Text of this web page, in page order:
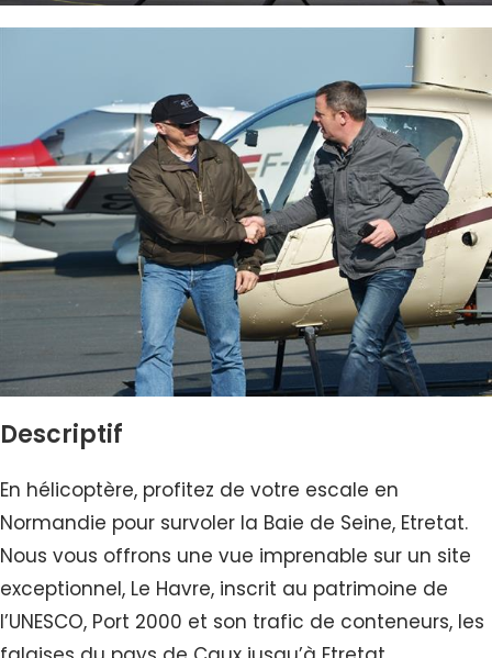
Descriptif
En hélicoptère, profitez de votre escale en
Normandie pour survoler la Baie de Seine, Etretat.
Nous vous offrons une vue imprenable sur un site
exceptionnel, Le Havre, inscrit au patrimoine de
l’UNESCO, Port 2000 et son trafic de conteneurs, les